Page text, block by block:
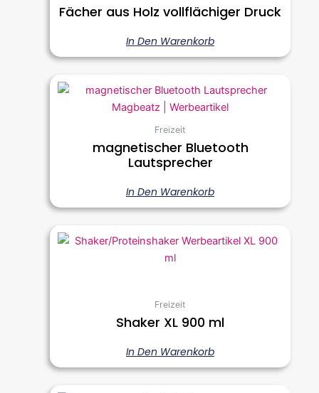
Fächer aus Holz vollflächiger Druck
In Den Warenkorb
Freizeit
magnetischer Bluetooth
Lautsprecher
In Den Warenkorb
Freizeit
Shaker XL 900 ml
In Den Warenkorb